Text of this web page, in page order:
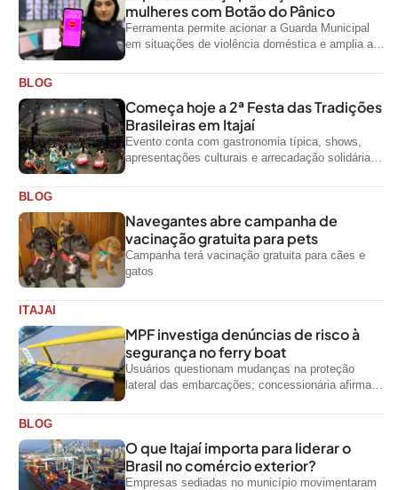
mulheres com Botão do Pânico
Ferramenta permite acionar a Guarda Municipal
em situações de violência doméstica e amplia a
BLOG
Começa hoje a 2ª Festa das Tradições
Brasileiras em Itajaí
Evento conta com gastronomia típica, shows,
apresentações culturais e arrecadação solidária
BLOG
Navegantes abre campanha de
vacinação gratuita para pets
Campanha terá vacinação gratuita para cães e
gatos
ITAJAI
MPF investiga denúncias de risco à
segurança no ferry boat
Usuários questionam mudanças na proteção
lateral das embarcações; concessionária afirma
BLOG
O que Itajaí importa para liderar o
Brasil no comércio exterior?
Empresas sediadas no município movimentaram